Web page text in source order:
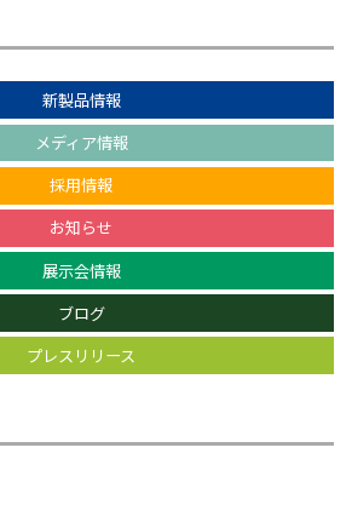
新製品情報
メディア情報
採用情報
お知らせ
展示会情報
ブログ
プレスリリース